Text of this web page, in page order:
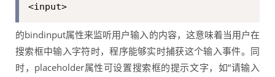
<input>
的bindinput属性来监听用户输入的内容，这意味着当用户在
搜索框中输入字符时，程序能够实时捕获这个输入事件。同
时，placeholder属性可设置搜索框的提示文字，如“请输入